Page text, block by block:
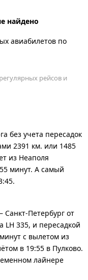
найдено
авиабилетов по
рейсов и
без учета пересадок
2391 км. или 1485
из Неаполя
минут. А самый
Петербург от
335, и пересадкой
с вылетом из
в 19:55 в Пулково.
лайнере